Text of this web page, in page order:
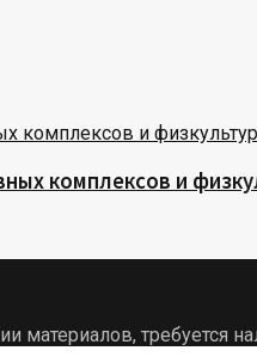
комплексов и
материалов, требуется